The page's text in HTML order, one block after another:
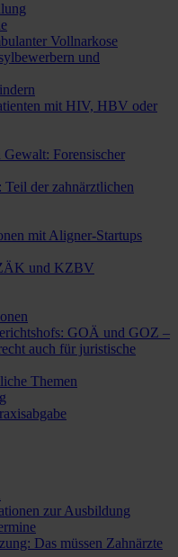
Vollnarkose
und
mit HIV, HBV oder
Forensischer
der zahnärztlichen
mit Aligner-Startups
und KZBV
GOÄ und GOZ –
auch für juristische
Themen
zur Ausbildung
Das müssen Zahnärzte